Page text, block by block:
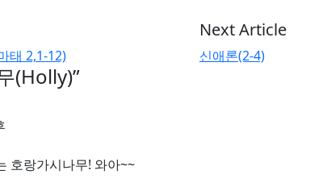
태 2,1-12)
Next Article
신애론(2-4)
(Holly)”
호랑가시나무! 와아~~